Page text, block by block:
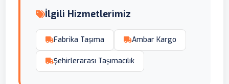
İlgili Hizmetlerimiz
Fabrika Taşıma Ambar Kargo
Şehirlerarası Taşımacılık